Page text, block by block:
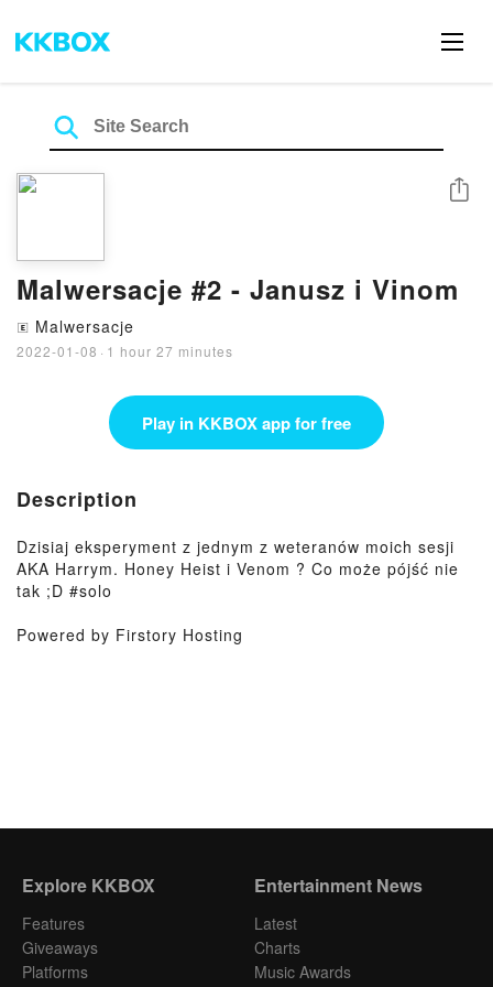
Malwersacje #2 - Janusz i Vinom
🄴 Malwersacje
2022-01-08 · 1 hour 27 minutes
Share
Play in KKBOX app for free
Description
Dzisiaj eksperyment z jednym z weteranów moich sesji
AKA Harrym. Honey Heist i Venom ? Co może pójść nie
tak ;D #solo
Powered by Firstory Hosting
Explore KKBOX
Features
Giveaways
Platforms
Entertainment News
Latest
Charts
Music Awards